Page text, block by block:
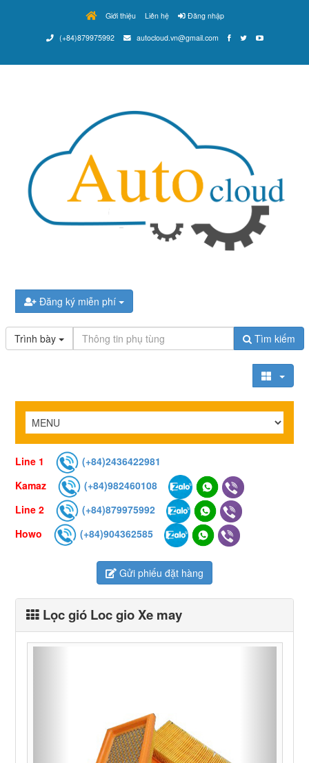
Giới thiệu Liên hệ Đăng nhập
(+84)879975992 autocloud.vn@gmail.com
Đăng ký miễn phí
Trình bày Tìm kiếm
Line 1
(+84)2436422981
Kamaz
(+84)982460108
Line 2
(+84)879975992
Howo
(+84)904362585
Gửi phiếu đặt hàng
Lọc gió Loc gio Xe may